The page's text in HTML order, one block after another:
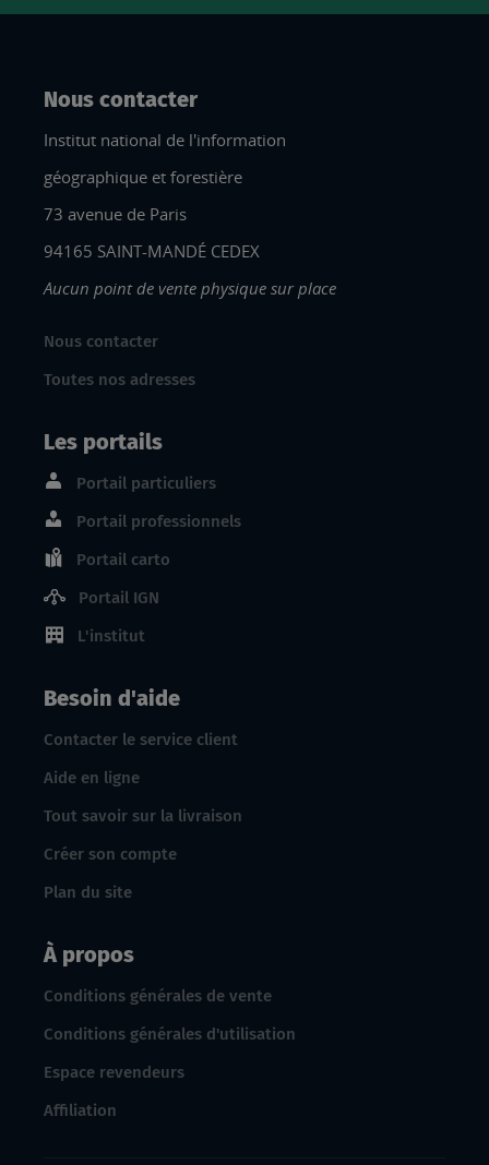
Nous contacter
Institut national de l'information
géographique et forestière
73 avenue de Paris
94165 SAINT-MANDÉ CEDEX
Aucun point de vente physique sur place
Nous contacter
Toutes nos adresses
Les portails
Portail particuliers
Portail professionnels
Portail carto
Portail IGN
L'institut
Besoin d'aide
Contacter le service client
Aide en ligne
Tout savoir sur la livraison
Créer son compte
Plan du site
À propos
Conditions générales de vente
Conditions générales d'utilisation
Espace revendeurs
Affiliation